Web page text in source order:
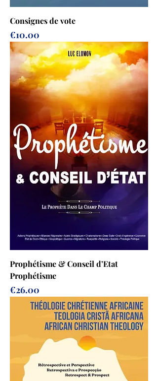
Consignes de vote
Price
€10.00
Prophétisme & Conseil d’Etat
Prophétisme
Price
€26.00